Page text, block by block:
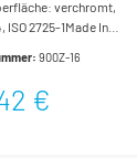
Tractionsprofil · 16
mm
verchromt,
ISO 2725-1Made In
Doppel-Sechskant-
/ Länge: 38
900Z-16
€